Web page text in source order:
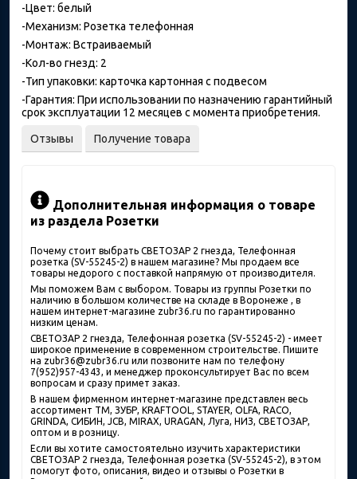
-Цвет: белый
-Механизм: Розетка телефонная
-Монтаж: Встраиваемый
-Кол-во гнезд: 2
-Тип упаковки: карточка картонная с подвесом
-Гарантия: При использовании по назначению гарантийный
срок эксплуатации 12 месяцев с момента приобретения.
Отзывы Получение товара
Дополнительная информация о товаре
из раздела Розетки
Почему стоит выбрать СВЕТОЗАР 2 гнезда, Телефонная
розетка (SV-55245-2) в нашем магазине? Мы продаем все
товары недорого с поставкой напрямую от производителя.
Мы поможем Вам с выбором. Товары из группы Розетки по
наличию в большом количестве на складе в Воронеже , в
нашем интернет-магазине zubr36.ru по гарантированно
низким ценам.
СВЕТОЗАР 2 гнезда, Телефонная розетка (SV-55245-2) - имеет
широкое применение в современном строительстве. Пишите
на zubr36@zubr36.ru или позвоните нам по телефону
7(952)957-4343, и менеджер проконсультирует Вас по всем
вопросам и сразу примет заказ.
В нашем фирменном интернет-магазине представлен весь
ассортимент ТМ, ЗУБР, KRAFTOOL, STAYER, OLFA, RACO,
GRINDA, СИБИН, JCB, MIRAX, URAGAN, Луга, НИЗ, СВЕТОЗАР,
оптом и в розницу.
Если вы хотите самостоятельно изучить характеристики
СВЕТОЗАР 2 гнезда, Телефонная розетка (SV-55245-2), в этом
помогут фото, описания, видео и отзывы о Розетки в